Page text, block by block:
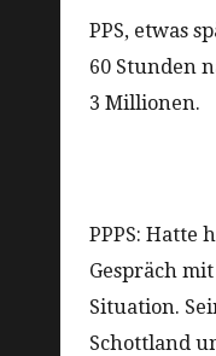
PPS, etwas
60 Stunden
3 Millionen.
PPPS: Hatte
Gespräch
Situation.
Schottland